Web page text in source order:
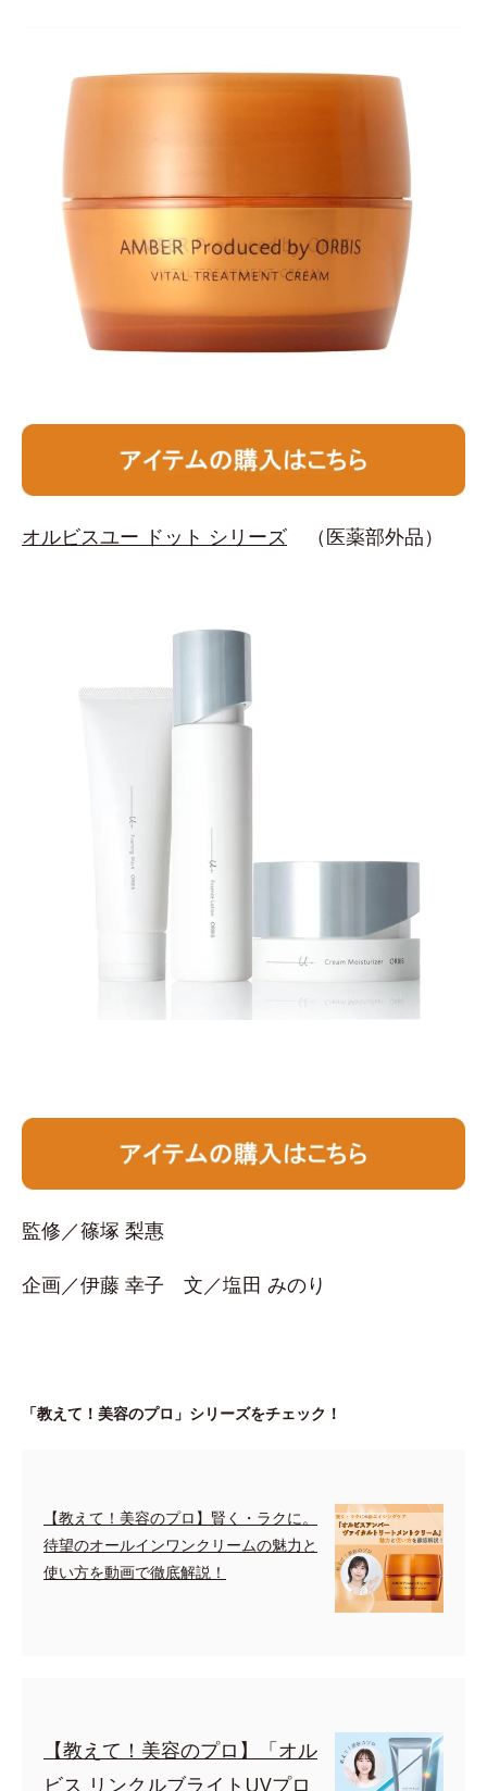
オルビスユー ドット シリーズ （医薬部外品）
監修／篠塚 梨惠
企画／伊藤 幸子 文／塩田 みのり
「教えて！美容のプロ」シリーズをチェック！
【教えて！美容のプロ】賢く・ラクに。
待望のオールインワンクリームの魅力と
使い方を動画で徹底解説！
【教えて！美容のプロ】「オル
ビス リンクルブライトUVプロ